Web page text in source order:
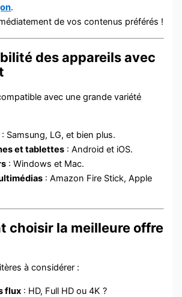
.
de vos contenus préférés !
des appareils avec
avec une grande variété
: Samsung, LG, et bien plus.
et tablettes : Android et iOS.
: Windows et Mac.
: Amazon Fire Stick, Apple
choisir la meilleure offre
à considérer :
flux : HD, Full HD ou 4K ?